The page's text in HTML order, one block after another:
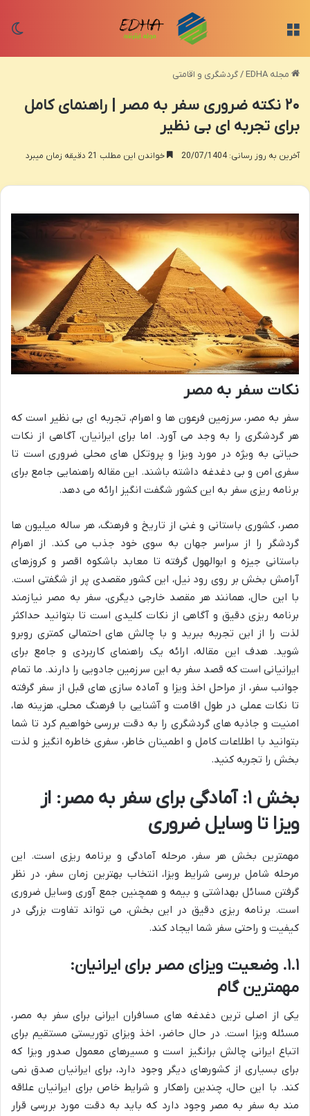
مجله EDHA /گردشگری و اقامتی
۲۰ نکته ضروری سفر به مصر | راهنمای کامل
برای تجربه ای بی نظیر
آخرین به روز رسانی: 20/07/1404 خواندن این مطلب 21 دقیقه زمان میبرد
نکات سفر به مصر
سفر به مصر، سرزمین فرعون ها و اهرام، تجربه ای بی نظیر است که
هر گردشگری را به وجد می آورد. اما برای ایرانیان، آگاهی از نکات
حیاتی به ویژه در مورد ویزا و پروتکل های محلی ضروری است تا
سفری امن و بی دغدغه داشته باشند. این مقاله راهنمایی جامع برای
برنامه ریزی سفر به این کشور شگفت انگیز ارائه می دهد.
مصر، کشوری باستانی و غنی از تاریخ و فرهنگ، هر ساله میلیون ها
گردشگر را از سراسر جهان به سوی خود جذب می کند. از اهرام
باستانی جیزه و ابوالهول گرفته تا معابد باشکوه اقصر و کروزهای
آرامش بخش بر روی رود نیل، این کشور مقصدی پر از شگفتی است.
با این حال، همانند هر مقصد خارجی دیگری، سفر به مصر نیازمند
برنامه ریزی دقیق و آگاهی از نکات کلیدی است تا بتوانید حداکثر
لذت را از این تجربه ببرید و با چالش های احتمالی کمتری روبرو
شوید. هدف این مقاله، ارائه یک راهنمای کاربردی و جامع برای
ایرانیانی است که قصد سفر به این سرزمین جادویی را دارند. ما تمام
جوانب سفر، از مراحل اخذ ویزا و آماده سازی های قبل از سفر گرفته
تا نکات عملی در طول اقامت و آشنایی با فرهنگ محلی، هزینه ها،
امنیت و جاذبه های گردشگری را به دقت بررسی خواهیم کرد تا شما
بتوانید با اطلاعات کامل و اطمینان خاطر، سفری خاطره انگیز و لذت
بخش را تجربه کنید.
بخش ۱: آمادگی برای سفر به مصر: از
ویزا تا وسایل ضروری
مهمترین بخش هر سفر، مرحله آمادگی و برنامه ریزی است. این
مرحله شامل بررسی شرایط ویزا، انتخاب بهترین زمان سفر، در نظر
گرفتن مسائل بهداشتی و بیمه و همچنین جمع آوری وسایل ضروری
است. برنامه ریزی دقیق در این بخش، می تواند تفاوت بزرگی در
کیفیت و راحتی سفر شما ایجاد کند.
۱.۱. وضعیت ویزای مصر برای ایرانیان:
مهمترین گام
یکی از اصلی ترین دغدغه های مسافران ایرانی برای سفر به مصر،
مسئله ویزا است. در حال حاضر، اخذ ویزای توریستی مستقیم برای
اتباع ایرانی چالش برانگیز است و مسیرهای معمول صدور ویزا که
برای بسیاری از کشورهای دیگر وجود دارد، برای ایرانیان صدق نمی
کند. با این حال، چندین راهکار و شرایط خاص برای ایرانیان علاقه
مند به سفر به مصر وجود دارد که باید به دقت مورد بررسی قرار